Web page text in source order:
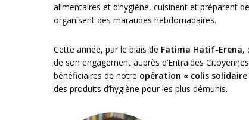
alimentaires et d’hygiène, cuisinent et préparent
organisent des maraudes hebdomadaires.
Cette année, par le biais de Fatima Hatif-Erena,
de son engagement auprès d’Entraides
bénéficiaires de notre opération « colis solidaire
des produits d’hygiène pour les plus démunis.